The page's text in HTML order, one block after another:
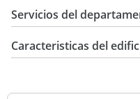
Servicios del
Caracteristicas del